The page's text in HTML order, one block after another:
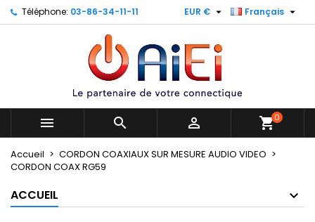
Téléphone: 03-86-34-11-11 Français 
EUR € 
   shopping_cart0
Accueil
CORDON COAXIAUX SUR MESURE AUDIO VIDEO
CORDON COAX RG59
ACCUEIL
Mes listes ×
Créer une nouvelle liste
((modalTitle)) ×
((confirmMessage))
((cancelText)) ((modalDeleteText))
Créer une liste d'envies ×
Nom de la liste d'envies
Annuler Créer une liste d'envies
Connexion ×
Vous devez être connecté pour ajouter des produits
à votre liste d'envies.
Annuler Connexion